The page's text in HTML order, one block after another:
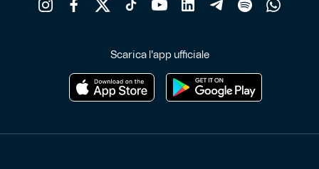
Caffè Boasi x Genoa
Isolani x Genoa
Scarica l'app ufficiale